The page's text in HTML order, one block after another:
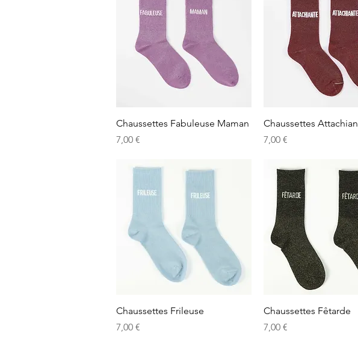
Aperçu rapide
Chaussettes Fabuleuse Maman
Prix
7,00 €
Aperçu rapide
Chaussettes
Prix
7,00 €
Aperçu rapide
Chaussettes Frileuse
Prix
7,00 €
Aperçu rapide
Chaussettes Fêtarde
Prix
7,00 €